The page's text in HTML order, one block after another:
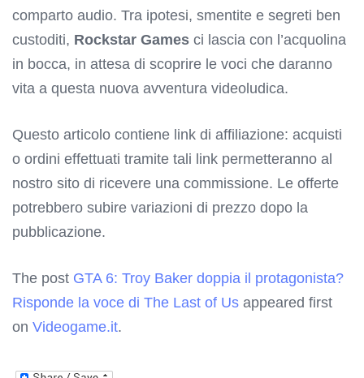
comparto audio. Tra ipotesi, smentite e segreti ben
custoditi, Rockstar Games ci lascia con l’acquolina
in bocca, in attesa di scoprire le voci che daranno
vita a questa nuova avventura videoludica.
Questo articolo contiene link di affiliazione: acquisti
o ordini effettuati tramite tali link permetteranno al
nostro sito di ricevere una commissione. Le offerte
potrebbero subire variazioni di prezzo dopo la
pubblicazione.
The post GTA 6: Troy Baker doppia il protagonista?
Risponde la voce di The Last of Us appeared first
on Videogame.it.